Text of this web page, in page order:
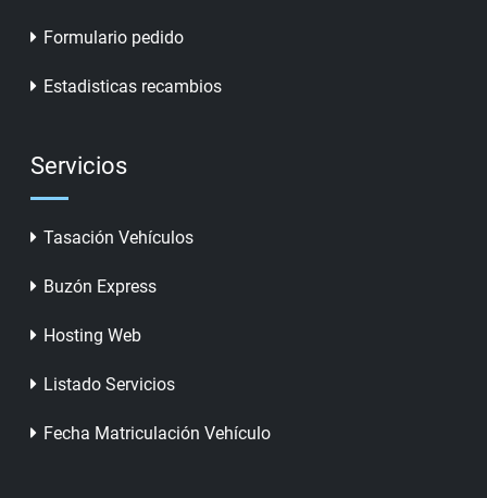
Formulario pedido
Estadisticas recambios
Servicios
Tasación Vehículos
Buzón Express
Hosting Web
Listado Servicios
Fecha Matriculación Vehículo